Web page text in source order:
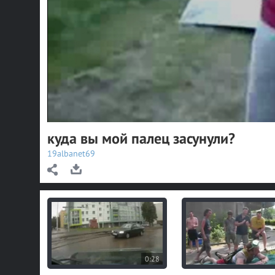
куда вы мой палец засунули?
19albanet69
0:28